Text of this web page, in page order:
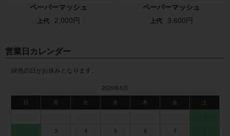
ペーパーマッシュ
上代 2,000円
ペーパーマッシュ
上代 3,600円
営業日カレンダー
緑色の日がお休みとなります。
2026年8月
日 月 火 水 木 金
3 4 5 6 7